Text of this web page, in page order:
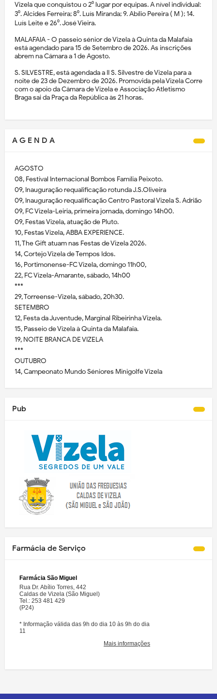
Vizela que conquistou o 2⁰ lugar por equipas. A nível individual:
3⁰. Alcides Ferreira; 8⁰. Luís Miranda; 9. Abílio Pereira ( M ); 14.
Luís Leite e 26⁰. José Vieira.
MALAFAIA - O passeio sénior de Vizela à Quinta da Malafaia
está agendado para 15 de Setembro de 2026. As inscrições
abrem na Câmara a 1 de Agosto.
S. SILVESTRE, está agendada a II S. Silvestre de Vizela para a
noite de 23 de Dezembro de 2026. Promovida pela Vizela Corre
com o apoio da Câmara de Vizela e Associação Atletismo
Braga sai da Praça da República às 21 horas.
A G E N D A
AGOSTO
08, Festival Internacional Bombos Família Peixoto.
09, Inauguração requalificação rotunda J.S.Oliveira
09, Inauguração requalificação Centro Pastoral Vizela S. Adrião
09, FC Vizela-Leiria, primeira jornada, domingo 14h00.
09, Festas Vizela, atuação de Pluto.
10, Festas Vizela, ABBA EXPERIENCE.
11, The Gift atuam nas Festas de Vizela 2026.
14, Cortejo Vizela de Tempos Idos.
16, Portimonense-FC Vizela, domingo 11h00,
22, FC Vizela-Amarante, sábado, 14h00
***
29, Torreense-Vizela, sábado, 20h30.
SETEMBRO
12, Festa da Juventude, Marginal Ribeirinha Vizela.
15, Passeio de Vizela à Quinta da Malafaia.
19, NOITE BRANCA DE VIZELA
***
OUTUBRO
14, Campeonato Mundo Séniores Minigolfe Vizela
Pub
Farmácia de Serviço